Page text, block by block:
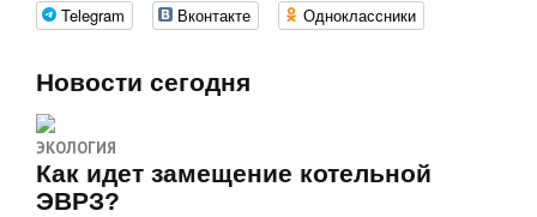
Telegram Вконтакте Одноклассники
Новости сегодня
ЭКОЛОГИЯ
Как идет замещение котельной
ЭВРЗ?